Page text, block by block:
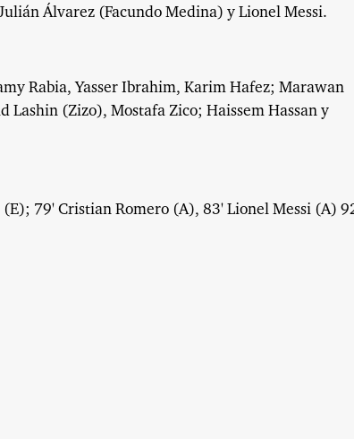
Álvarez (Facundo Medina) y Lionel Messi.
Rabia, Yasser Ibrahim, Karim Hafez; Marawan
(Zizo), Mostafa Zico; Haissem Hassan y
79' Cristian Romero (A), 83' Lionel Messi (A)